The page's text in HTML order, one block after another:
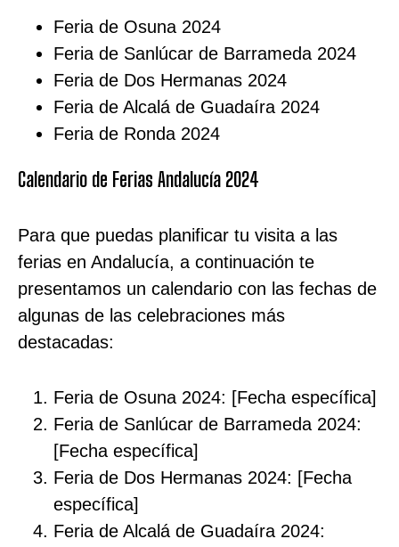
Feria de Osuna 2024
Feria de Sanlúcar de Barrameda 2024
Feria de Dos Hermanas 2024
Feria de Alcalá de Guadaíra 2024
Feria de Ronda 2024
Calendario de Ferias Andalucía 2024
Para que puedas planificar tu visita a las
ferias en Andalucía, a continuación te
presentamos un calendario con las fechas de
algunas de las celebraciones más
destacadas:
Feria de Osuna 2024: [Fecha específica]
Feria de Sanlúcar de Barrameda 2024:
[Fecha específica]
Feria de Dos Hermanas 2024: [Fecha
específica]
Feria de Alcalá de Guadaíra 2024: